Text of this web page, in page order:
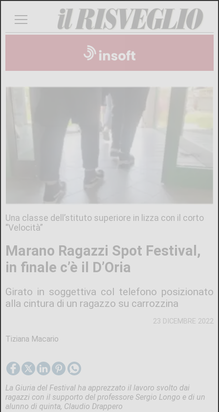
23 DICEMBRE 2022
Una classe dell’stituto superiore in lizza con il corto
“Velocità”
Marano Ragazzi Spot Festival,
in finale c’è il D’Oria
Girato in soggettiva col telefono posizionato
alla cintura di un ragazzo su carrozzina
Tiziana Macario
La Giuria del Festival ha apprezzato il lavoro svolto dai
ragazzi con il supporto del professore Sergio Longo e di un
alunno di quinta, Claudio Drappero